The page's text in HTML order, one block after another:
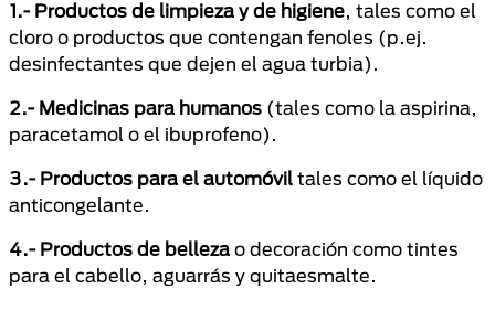
1.- Productos de limpieza y de higiene, tales como el
cloro o productos que contengan fenoles (p.ej.
desinfectantes que dejen el agua turbia).
2.- Medicinas para humanos (tales como la aspirina,
paracetamol o el ibuprofeno).
3.- Productos para el automóvil tales como el líquido
anticongelante.
4.- Productos de belleza o decoración como tintes
para el cabello, aguarrás y quitaesmalte.